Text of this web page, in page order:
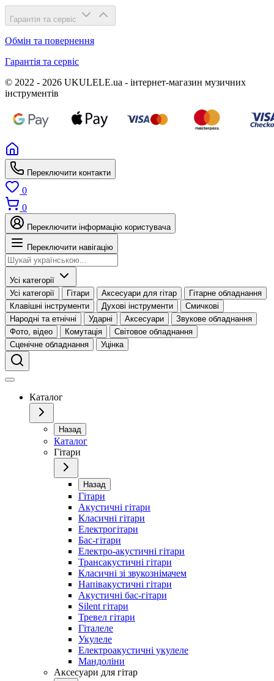
Гарантія та сервіс
Обмін та повернення
Гарантія та сервіс
© 2022 - 2026 UKULELE.ua - інтернет-магазин музичних
інструментів
Переключити контакти
0
0
Переключити інформацію користувача
Переключити навігацію
Усі категорії
Усі категорії
Гітари Аксесуари для гітар
Гітарне обладнання
Клавішні інструменти
Духові інструменти
Смичкові
Народні та етнічні
Ударні Аксесуари
Звукове обладнання
Фото, відео
Комутація
Світовое обладнання
Сценічне обладнання
Уцінка
Каталог
Назад
Каталог
Гітари
Назад
Гітари
Акустичні гітари
Класичні гітари
Електрогітари
Бас-гітари
Електро-акустичні гітари
Трансакустичні гітари
Класичні зі звукознімачем
Напівакустичні гітари
Акустичні бас-гітари
Silent гітари
Тревел гітари
Гіталеле
Укулеле
Електроакустичні укулеле
Мандоліни
Аксесуари для гітар